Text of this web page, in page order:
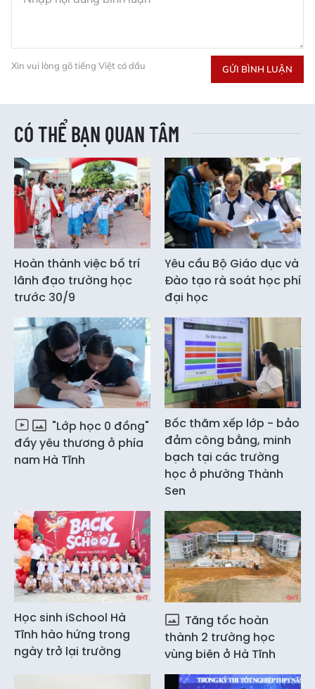
Xin vui lòng gõ tiếng Việt có dấu GỬI BÌNH LUẬN
CÓ THỂ BẠN QUAN TÂM
Hoàn thành việc bố trí
lãnh đạo trường học
trước 30/9
Yêu cầu Bộ Giáo dục và
Đào tạo rà soát học phí
đại học
"Lớp học 0 đồng"
đầy yêu thương ở phía
nam Hà Tĩnh
Bốc thăm xếp lớp - bảo
đảm công bằng, minh
bạch tại các trường
học ở phường Thành
Sen
Học sinh iSchool Hà
Tĩnh hào hứng trong
ngày trở lại trường
Tăng tốc hoàn
thành 2 trường học
vùng biên ở Hà Tĩnh